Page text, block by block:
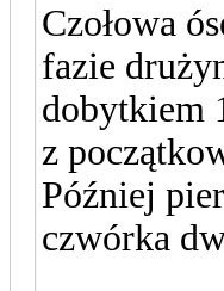
Czołowa
fazie
dobytkiem
z
Później
czwórka